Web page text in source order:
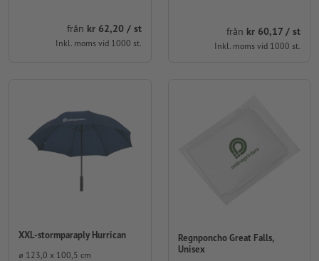
från kr 62,20 / st
Inkl. moms vid 1000 st.
från kr 60,17 / st
Inkl. moms vid 1000 st.
XXL-stormparaply Hurrican
⌀ 123,0 x 100,5 cm
Regnponcho Great Falls,
Unisex